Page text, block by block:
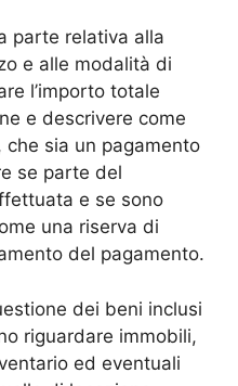
parte relativa alla
e alle modalità di
l’importo totale
e descrivere come
sia un pagamento
se parte del
e se sono
una riserva di
del pagamento.
dei beni inclusi
riguardare immobili,
ed eventuali